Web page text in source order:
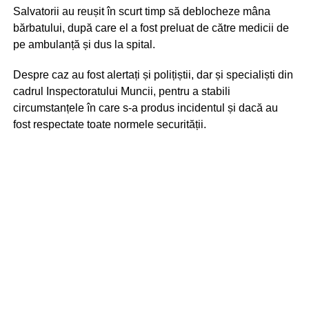
Salvatorii au reușit în scurt timp să deblocheze mâna
bărbatului, după care el a fost preluat de către medicii de
pe ambulanță și dus la spital.
Despre caz au fost alertați și polițiștii, dar și specialiști din
cadrul Inspectoratului Muncii, pentru a stabili
circumstanțele în care s-a produs incidentul și dacă au
fost respectate toate normele securității.